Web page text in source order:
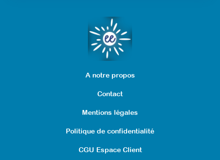
A notre propos
Contact
Mentions légales
Politique de confidentialité
CGU Espace Client